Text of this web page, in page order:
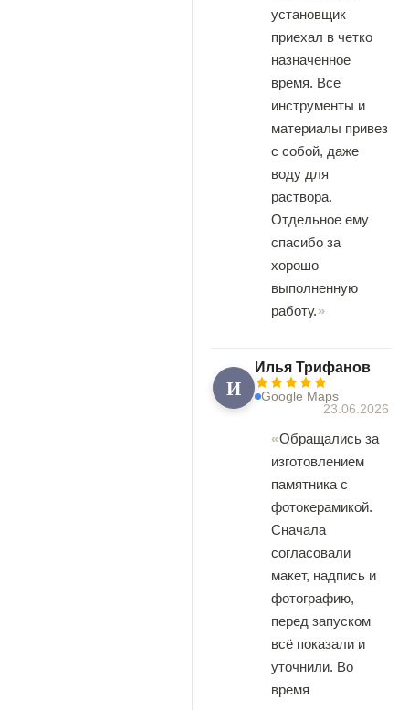
установщик
приехал в четко
назначенное
время. Все
инструменты и
материалы привез
с собой, даже
воду для
раствора.
Отдельное ему
спасибо за
хорошо
выполненную
работу.
И
Илья Трифанов
Google Maps
23.06.2026
Обращались за
изготовлением
памятника с
фотокерамикой.
Сначала
согласовали
макет, надпись и
фотографию,
перед запуском
всё показали и
уточнили. Во
время